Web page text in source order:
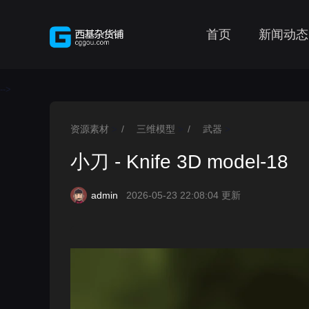
首页 新闻动态
-->
资源素材 / 三维模型 / 武器
小刀 - Knife 3D model-18
admin 2026-05-23 22:08:04 更新